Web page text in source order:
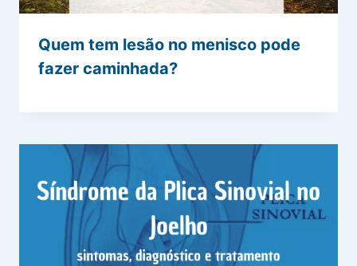
Quem tem lesão no menisco pode
fazer caminhada?